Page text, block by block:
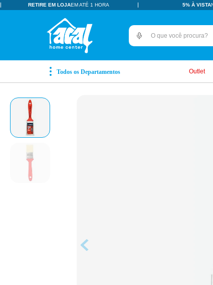
RETIRE EM LOJAEM ATÉ 1 HORA 5% À VISTA
O que você procura?
Outlet
TERMOS MAIS BUSCADOS
pisos revestimentos
2º ceramica
3º tinta
porcelanato
5º revestimento
vaso sanitário
pia